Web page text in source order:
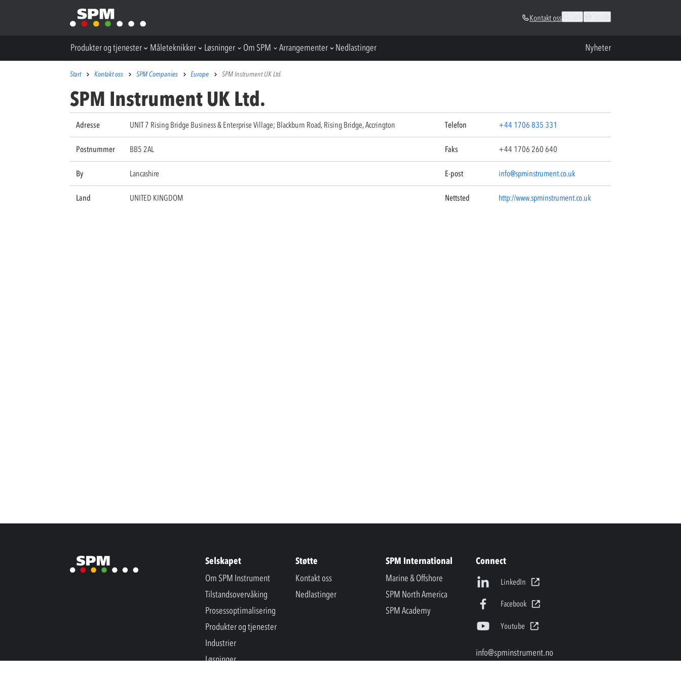
Kontakt oss
Produkter og tjenester Måleteknikker Løsninger Om SPM Arrangementer Nedlastinger Nyheter
Start Kontakt oss SPM Companies Europe SPM Instrument UK Ltd.
SPM Instrument UK Ltd.
Adresse UNIT 7 Rising Bridge Business & Enterprise Village; Blackburn Road, Rising Bridge, Accrington Telefon +44 1706 835 331
Postnummer BB5 2AL Faks +44 1706 260 640
By Lancashire E-post info@spminstrument.co.uk
Land UNITED KINGDOM Nettsted http://www.spminstrument.co.uk
Selskapet
Om SPM Instrument
Tilstandsovervåking
Prosessoptimalisering
Produkter og tjenester
Industrier
Løsninger
Støtte
Kontakt oss
Nedlastinger
SPM International
Marine & Offshore
SPM North America
SPM Academy
Connect
LinkedIn
Facebook
Youtube
info@spminstrument.no